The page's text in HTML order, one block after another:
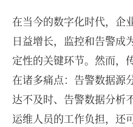
在当今的数字化时代，企
日益增长，监控和告警成
定性的关键环节。然而，
在诸多痛点：告警数据源
达不及时、告警数据分析
运维人员的工作负担，还